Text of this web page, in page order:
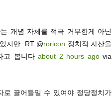
개념 자체를 적극 거부한게 아닌
지만. RT @roricon 정치적 자산을
고 봅니다about 2 hours agovia
로 끌어들일 수 있여야 정당정치가